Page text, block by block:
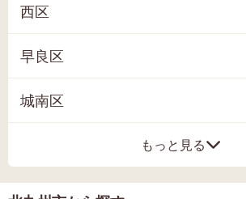
西区
早良区
城南区
もっと見る